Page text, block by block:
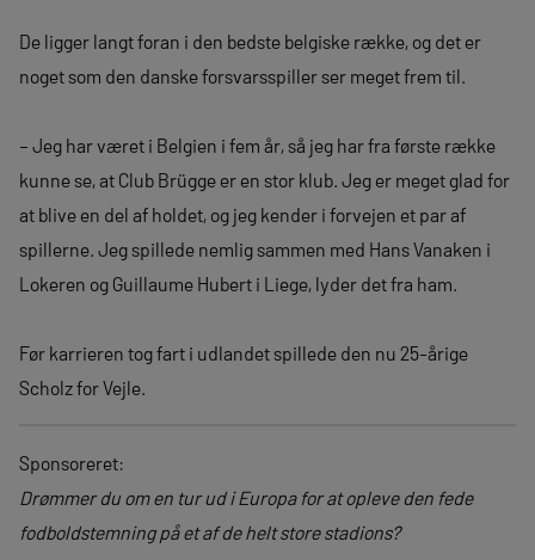
De ligger langt foran i den bedste belgiske række, og det er
noget som den danske forsvarsspiller ser meget frem til.
– Jeg har været i Belgien i fem år, så jeg har fra første række
kunne se, at Club Brügge er en stor klub. Jeg er meget glad for
at blive en del af holdet, og jeg kender i forvejen et par af
spillerne. Jeg spillede nemlig sammen med Hans Vanaken i
Lokeren og Guillaume Hubert i Liege, lyder det fra ham.
Før karrieren tog fart i udlandet spillede den nu 25-årige
Scholz for Vejle.
Sponsoreret:
Drømmer du om en tur ud i Europa for at opleve den fede
fodboldstemning på et af de helt store stadions?